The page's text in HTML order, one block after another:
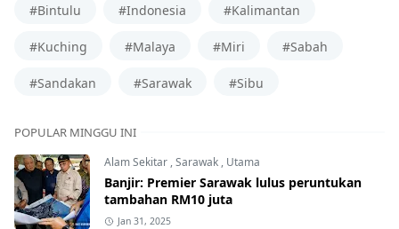
#Bintulu #Indonesia #Kalimantan
#Kuching #Malaya #Miri #Sabah
#Sandakan #Sarawak #Sibu
POPULAR MINGGU INI
Alam Sekitar,Sarawak, Utama
Banjir: Premier Sarawak lulus peruntukan
tambahan RM10 juta
Jan 31, 2025